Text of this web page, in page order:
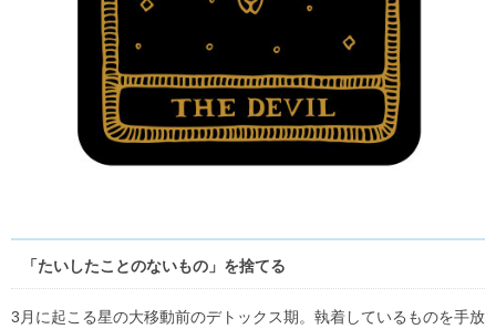
「たいしたことのないもの」を捨てる
3月に起こる星の大移動前のデトックス期。執着しているものを手放